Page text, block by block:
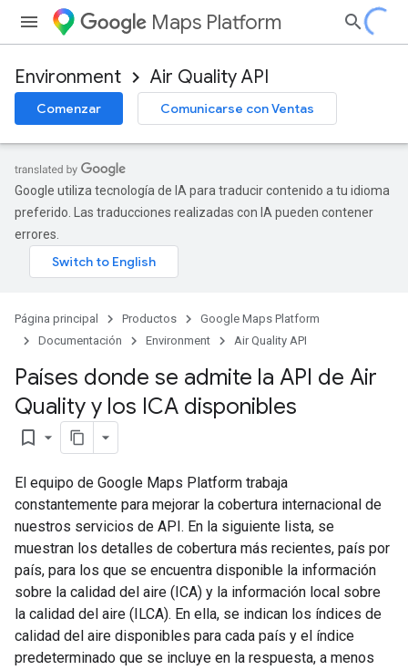
Maps Platform
Environment Air Quality API
Comenzar Comunicarse con Ventas
Google utiliza tecnología de IA para traducir contenido a tu idioma
preferido. Las traducciones realizadas con IA pueden contener
errores.
Página principal Productos
Google Maps Platform
Documentación
Environment Air Quality API
Países donde se admite la API de Air
Quality y los ICA disponibles
bookmark_border
El equipo de Google Maps Platform trabaja
constantemente para mejorar la cobertura internacional de
nuestros servicios de API. En la siguiente lista, se
muestran los detalles de cobertura más recientes, país por
país, para los que se encuentra disponible la información
sobre la calidad del aire (ICA) y la información local sobre
la calidad del aire (ILCA). En ella, se indican los índices de
calidad del aire disponibles para cada país y el índice
predeterminado que se incluye en la respuesta, a menos